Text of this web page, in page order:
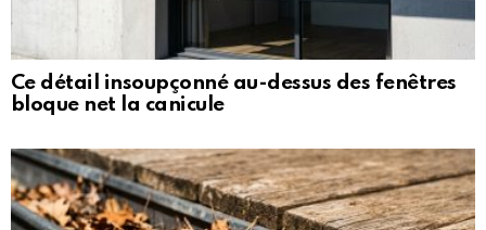
Ce détail insoupçonné au-dessus des fenêtres
bloque net la canicule